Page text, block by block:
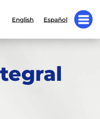
English Español